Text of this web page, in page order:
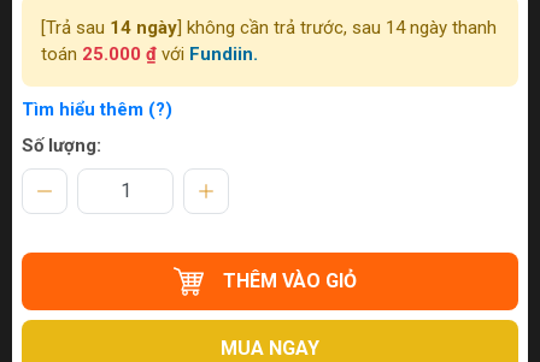
[Trả sau 14 ngày ] không cần trả trước, sau 14 ngày thanh
toán 25.000 ₫ với Fundiin.
Tìm hiểu thêm (?)
Số lượng:
THÊM VÀO GIỎ
MUA NGAY